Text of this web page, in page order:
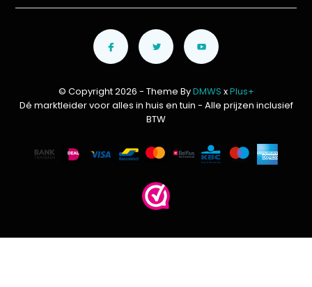
© Copyright 2026 - Theme ByDMWS xPlus+
Dé marktleider voor alles in huis en tuin - Alle prijzen inclusief
BTW